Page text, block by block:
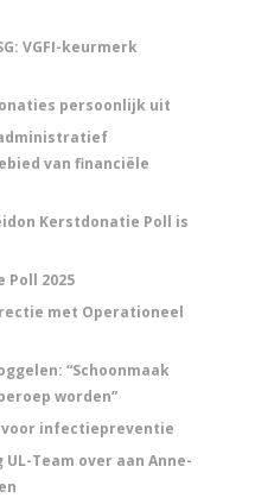
VGFI-keurmerk
persoonlijk uit
van financiële
Kerstdonatie Poll is
Poll 2025
met Operationeel
“Schoonmaak
worden”
voor infectiepreventie
Team over aan Anne-